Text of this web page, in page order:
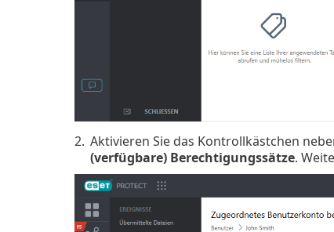
2. Aktivieren Sie das Kontrollkästchen
(verfügbare) Berechtigungssätze.